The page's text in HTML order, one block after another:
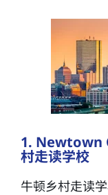
1. Newtown
村走读学校
牛顿乡村走读